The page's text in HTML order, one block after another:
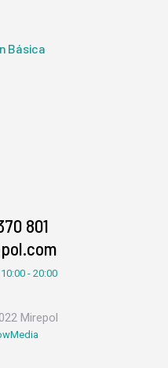
Básica
801
- 20:00
Mirepol